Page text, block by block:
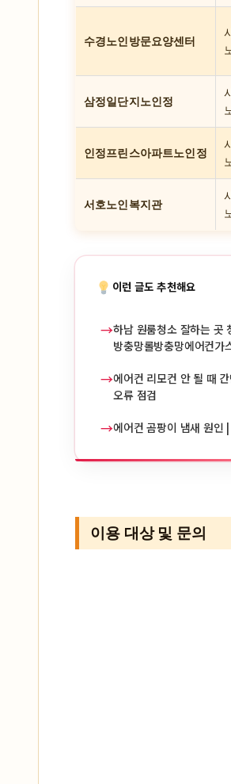
수경노인방문요양센터
삼정일단지노인정
인정프린스아파트노인정
서호노인복지관
이런 글도 추천해요
→하남 원룸청소 잘하는 곳
방충망롤방충망에어컨가
→에어컨 리모컨 안 될 때
오류 점검
→에어컨 곰팡이 냄새 원인
이용 대상 및 문의